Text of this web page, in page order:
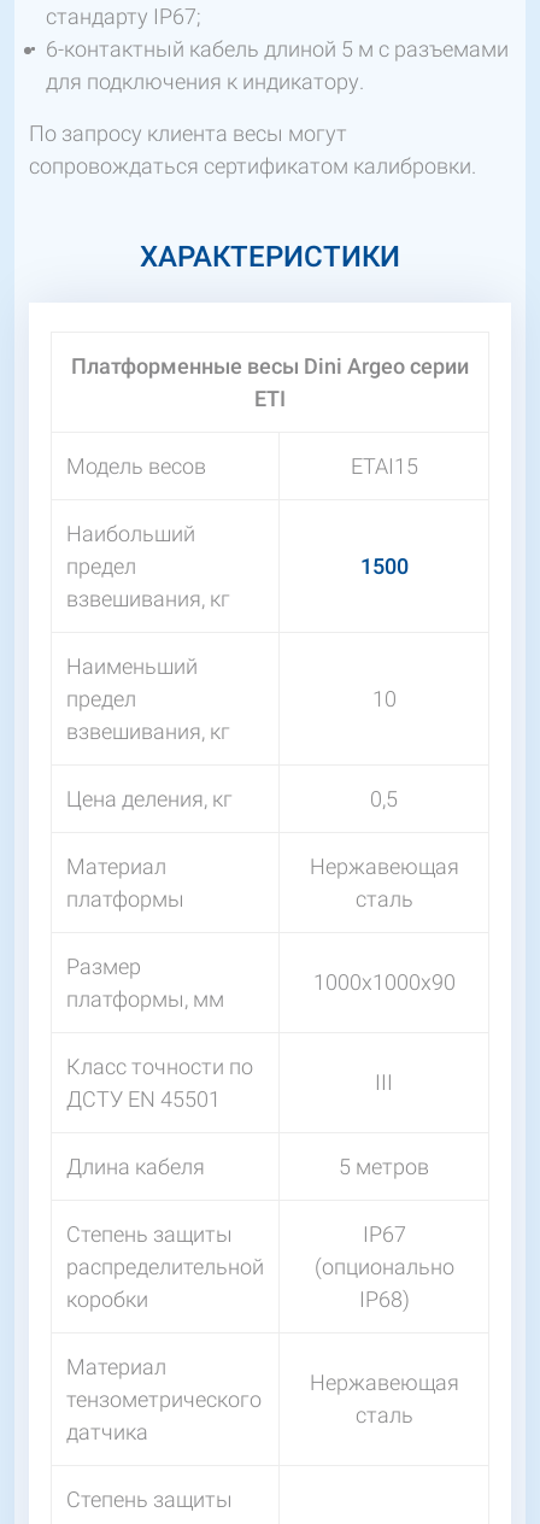
стандарту IP67;
6-контактный кабель длиной 5 м с разъемами
для подключения к индикатору.
По запросу клиента весы могут
сопровождаться сертификатом калибровки.
ХАРАКТЕРИСТИКИ
Платформенные весы Dini Argeo серии
ETI
Модель весов ETAI15
Наибольший
предел
взвешивания, кг
1500
Наименьший
предел
взвешивания, кг
10
Цена деления, кг 0,5
Материал
платформы
Нержавеющая
сталь
Размер
платформы, мм
1000х1000х90
Класс точности по
ДСТУ EN 45501
III
Длина кабеля 5 метров
Степень защиты
распределительной
коробки
IP67
(опционально
IP68)
Материал
тензометрического
датчика
Нержавеющая
сталь
Степень защиты